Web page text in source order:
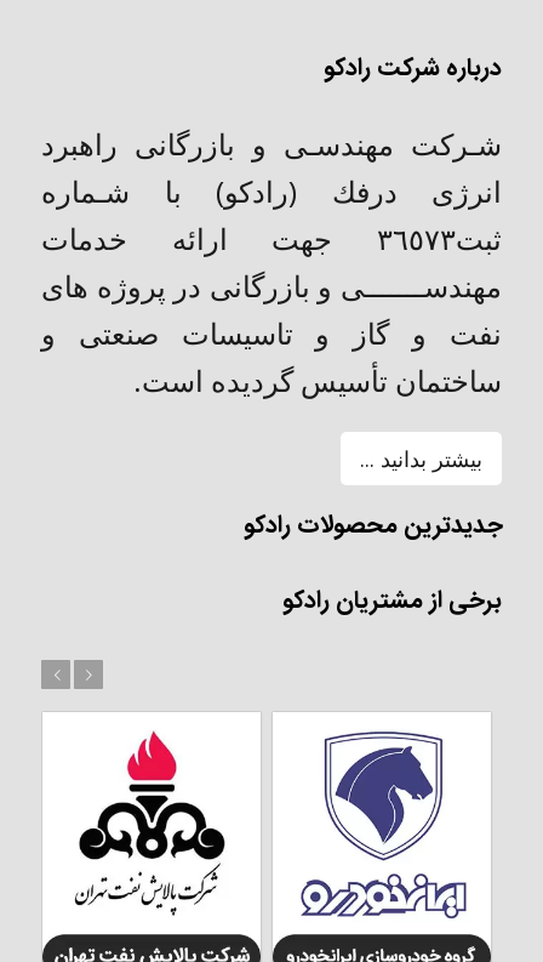
درباره شرکت رادکو
شـركت مهندسـی و بازرگانی راهبرد
انرژی درفك (رادکو) با شـماره
ثبت٣٦٥٧٣ جهت ارائه خدمات
مهندســـــــی و بازرگانی در پروژه های
نفت و گاز و تاسیسات صنعتی و
ساختمان تأسیس گردیده است.
بیشتر بدانید ...
جدیدترین محصولات رادکو
برخی از مشتریان رادکو